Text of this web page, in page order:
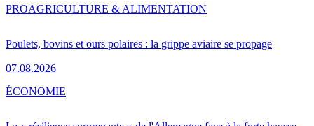
Poulets, bovins et ours polaires : la grippe aviaire se propage
07.08.2026
PROAGRICULTURE & ALIMENTATION
ÉCONOMIE